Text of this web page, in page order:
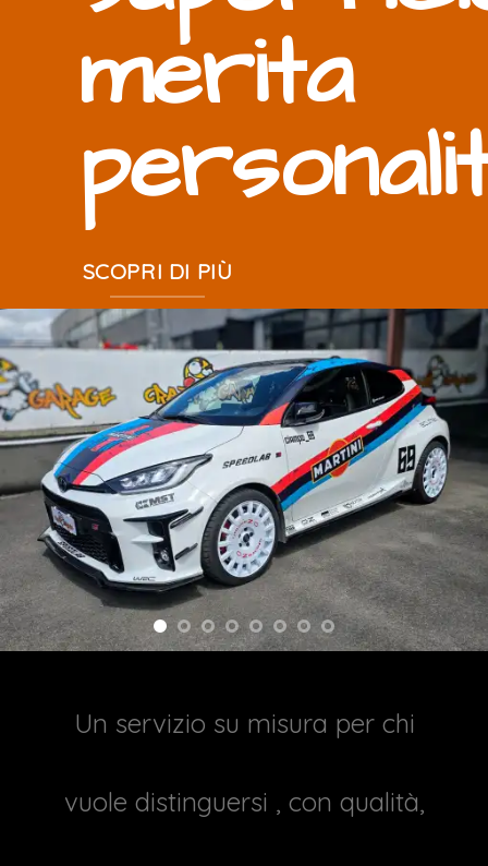
merita
SCOPRI DI PIÙ
Un servizio su misura per chi
vuole distinguersi , con qualità,